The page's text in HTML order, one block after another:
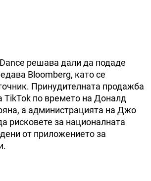
решава дали да подаде
Bloomberg, като се
Принудителната продажба
TikTok по времето на Доналд
а администрацията на Джо
рисковете за националната
от приложението за